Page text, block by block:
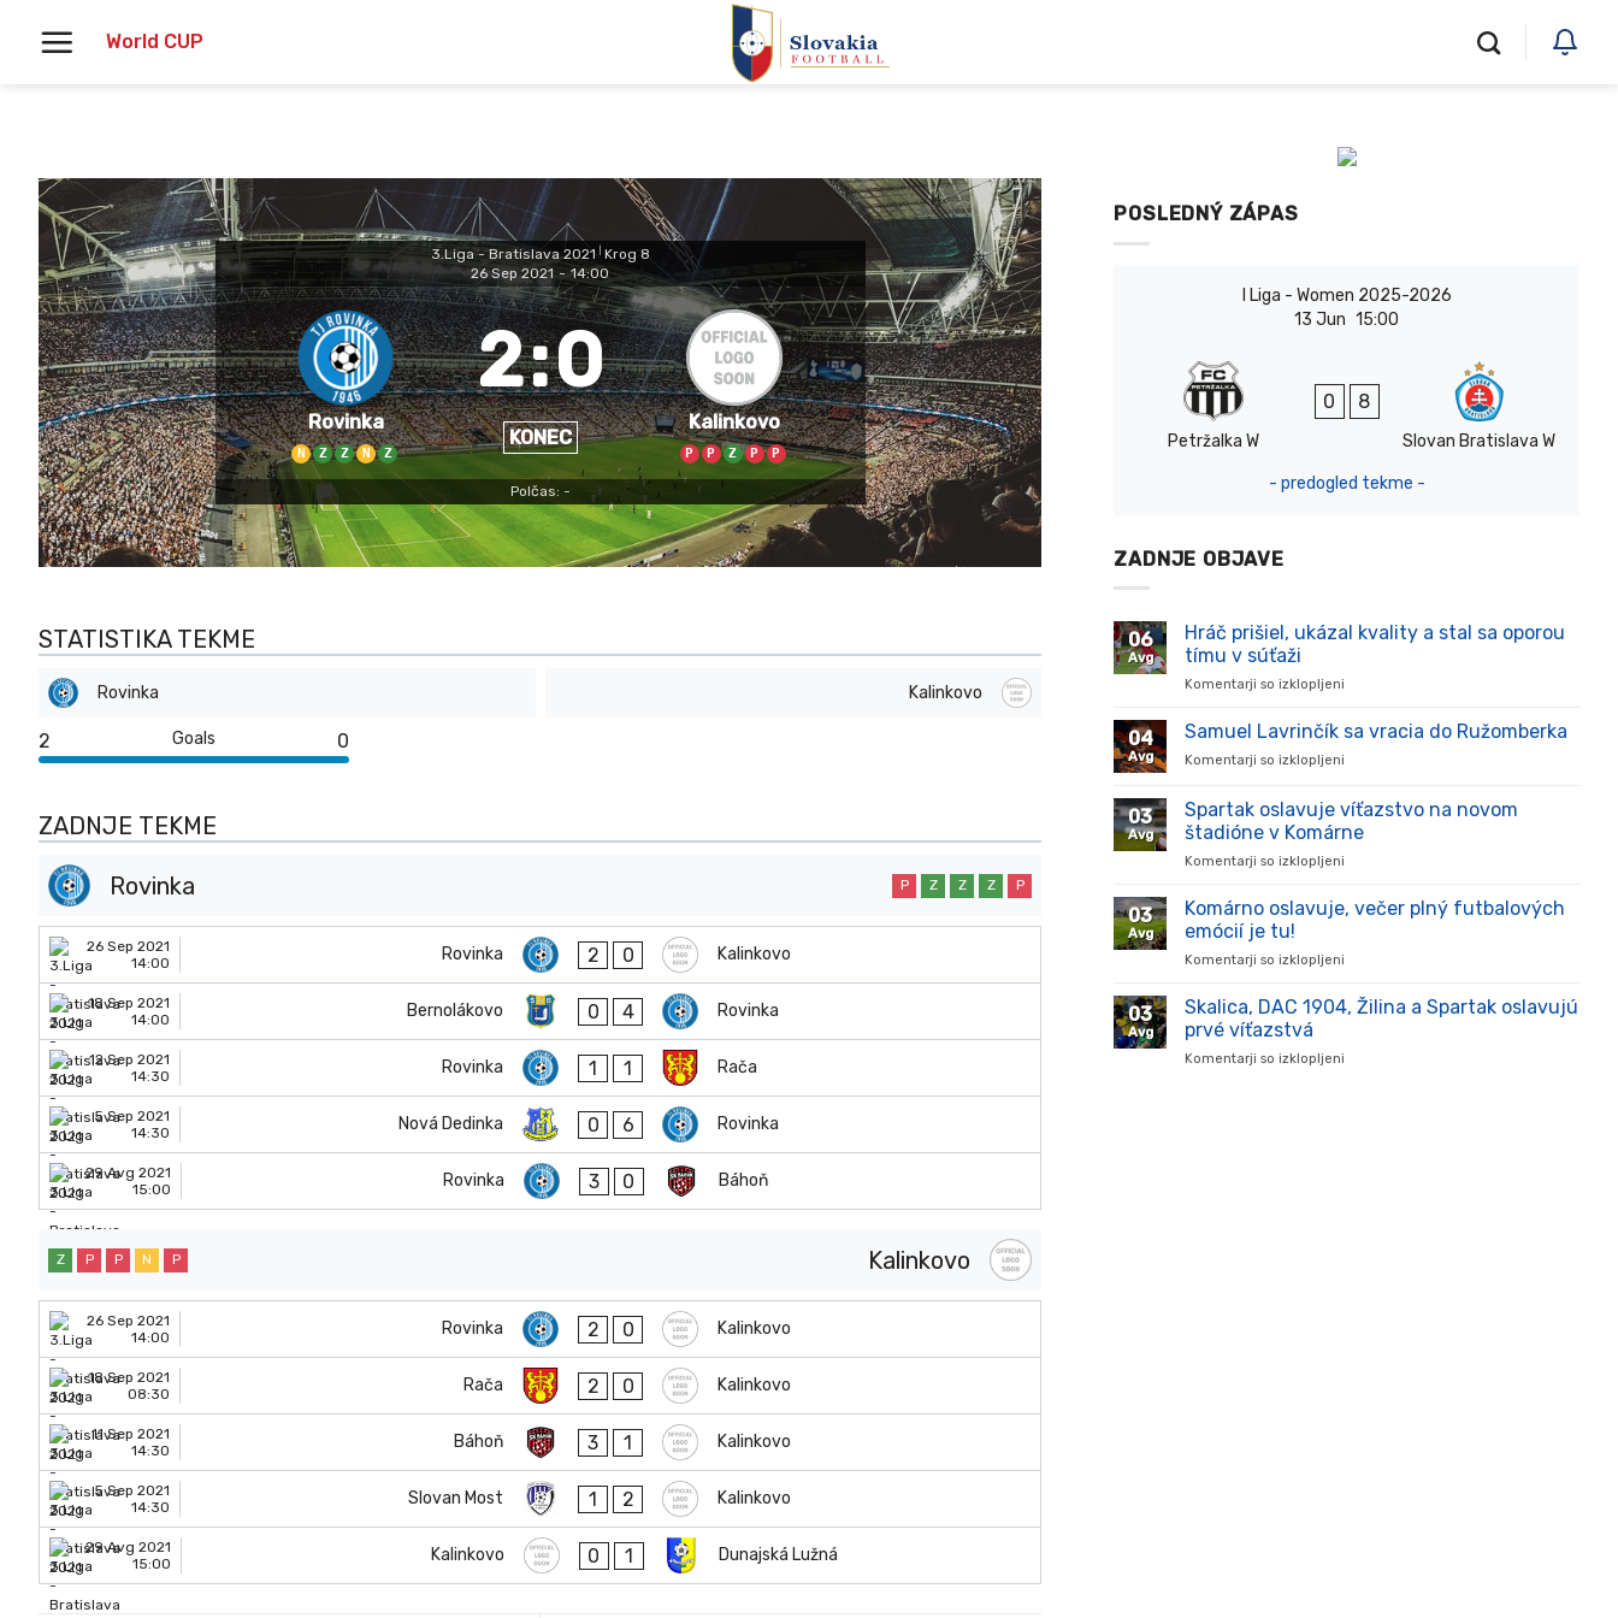
World CUP
3.Liga - Bratislava 2021 Krog 8
26 Sep 2021 - 14:00
Rovinka
N Z Z N Z
2:0
KONEC
Kalinkovo
P P Z P P
Polčas: -
STATISTIKA TEKME
Rovinka Kalinkovo
2 Goals 0
ZADNJE TEKME
Rovinka P Z Z Z P
26 Sep 2021
14:00
Rovinka 2 0 Kalinkovo
18 Sep 2021
14:00
Bernolákovo 0 4 Rovinka
12 Sep 2021
14:30
Rovinka 1 1 Rača
5 Sep 2021
14:30
Nová Dedinka 0 6 Rovinka
29 Avg 2021
15:00
Rovinka 3 0 Báhoň
Kalinkovo
Z P P N P
26 Sep 2021
14:00
Rovinka 2 0 Kalinkovo
18 Sep 2021
08:30
Rača 2 0 Kalinkovo
11 Sep 2021
14:30
Báhoň 3 1 Kalinkovo
5 Sep 2021
14:30
Slovan Most 1 2 Kalinkovo
29 Avg 2021
15:00
Kalinkovo 0 1 Dunajská Lužná
POSLEDNÝ ZÁPAS
I Liga - Women 2025-2026
13 Jun 15:00
Petržalka W
0 8
Slovan Bratislava W
- predogled tekme -
ZADNJE OBJAVE
06
Avg
Hráč prišiel, ukázal kvality a stal sa oporou
tímu v súťaži
Komentarji so izklopljeni
prišiel,
stal
sa
súťaži
04
Avg
Samuel Lavrinčík sa vracia do Ružomberka
Komentarji so izklopljeni
Lavrinčík
vracia
03
Avg
Spartak oslavuje víťazstvo na novom
štadióne v Komárne
Komentarji so izklopljeni
oslavuje
v
03
Avg
Komárno oslavuje, večer plný futbalových
emócií je tu!
Komentarji so izklopljeni
oslavuje,
03
Avg
Skalica, DAC 1904, Žilina a Spartak oslavujú
prvé víťazstvá
Komentarji so izklopljeni